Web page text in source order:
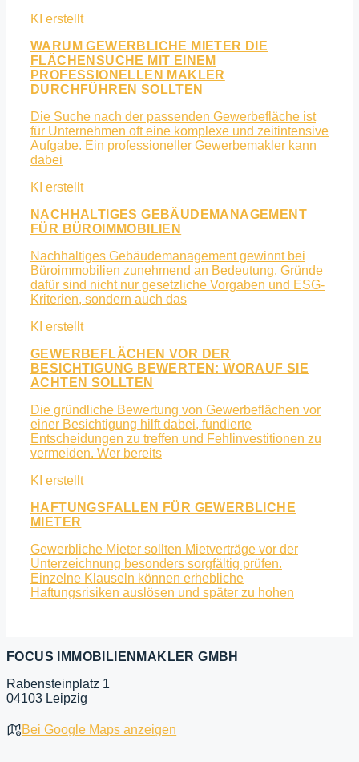
WARUM GEWERBLICHE MIETER DIE
FLÄCHENSUCHE MIT EINEM
PROFESSIONELLEN MAKLER
DURCHFÜHREN SOLLTEN
Die Suche nach der passenden Gewerbefläche ist
für Unternehmen oft eine komplexe und zeitintensive
Aufgabe. Ein professioneller Gewerbemakler kann
dabei
NACHHALTIGES GEBÄUDEMANAGEMENT
FÜR BÜROIMMOBILIEN
Nachhaltiges Gebäudemanagement gewinnt bei
Büroimmobilien zunehmend an Bedeutung. Gründe
dafür sind nicht nur gesetzliche Vorgaben und ESG-
Kriterien, sondern auch das
GEWERBEFLÄCHEN VOR DER
BESICHTIGUNG BEWERTEN: WORAUF SIE
ACHTEN SOLLTEN
Die gründliche Bewertung von Gewerbeflächen vor
einer Besichtigung hilft dabei, fundierte
Entscheidungen zu treffen und Fehlinvestitionen zu
vermeiden. Wer bereits
HAFTUNGSFALLEN FÜR GEWERBLICHE
MIETER
Gewerbliche Mieter sollten Mietverträge vor der
Unterzeichnung besonders sorgfältig prüfen.
Einzelne Klauseln können erhebliche
Haftungsrisiken auslösen und später zu hohen
FOCUS IMMOBILIENMAKLER GMBH
Rabensteinplatz 1
04103 Leipzig
Bei Google Maps anzeigen